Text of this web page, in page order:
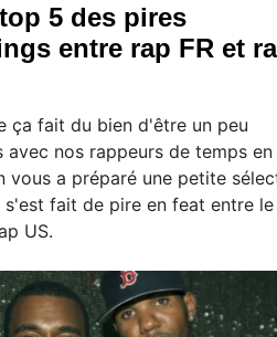
5 des pires
entre rap FR et
ça fait du bien d'être un peu
avec nos rappeurs de temps en
vous a préparé une petite
s'est fait de pire en feat entre le
US.